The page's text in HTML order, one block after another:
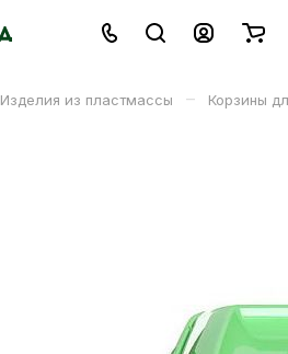
Изделия из пластмассы – Корзины